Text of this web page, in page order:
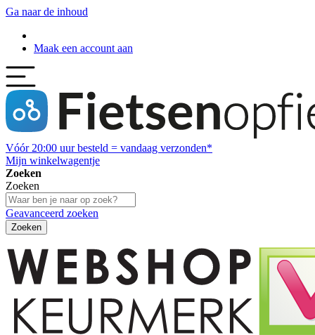
Ga naar de inhoud
Maak een account aan
Vóór 20:00 uur besteld = vandaag verzonden*
Mijn winkelwagentje
Zoeken
Zoeken
Geavanceerd zoeken
Zoeken